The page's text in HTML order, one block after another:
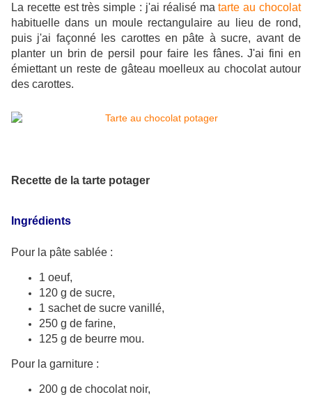
La recette est très simple : j'ai réalisé matarte au chocolat
habituelle dans un moule rectangulaire au lieu de rond,
puis j'ai façonné les carottes en pâte à sucre, avant de
planter un brin de persil pour faire les fânes. J'ai fini en
émiettant un reste de gâteau moelleux au chocolat autour
des carottes.
Recette de la tarte potager
Ingrédients
Pour la pâte sablée :
1 oeuf,
120 g de sucre,
1 sachet de sucre vanillé,
250 g de farine,
125 g de beurre mou.
Pour la garniture :
200 g de chocolat noir,